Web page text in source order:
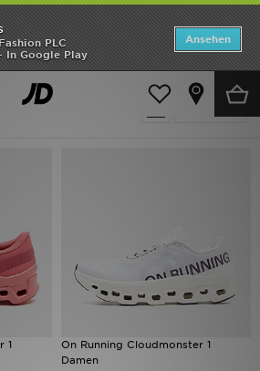
PLC
In Google Play
Ansehen
verfeinern
Cloudmonster
1
On Running Cloudmonster 1
Damen